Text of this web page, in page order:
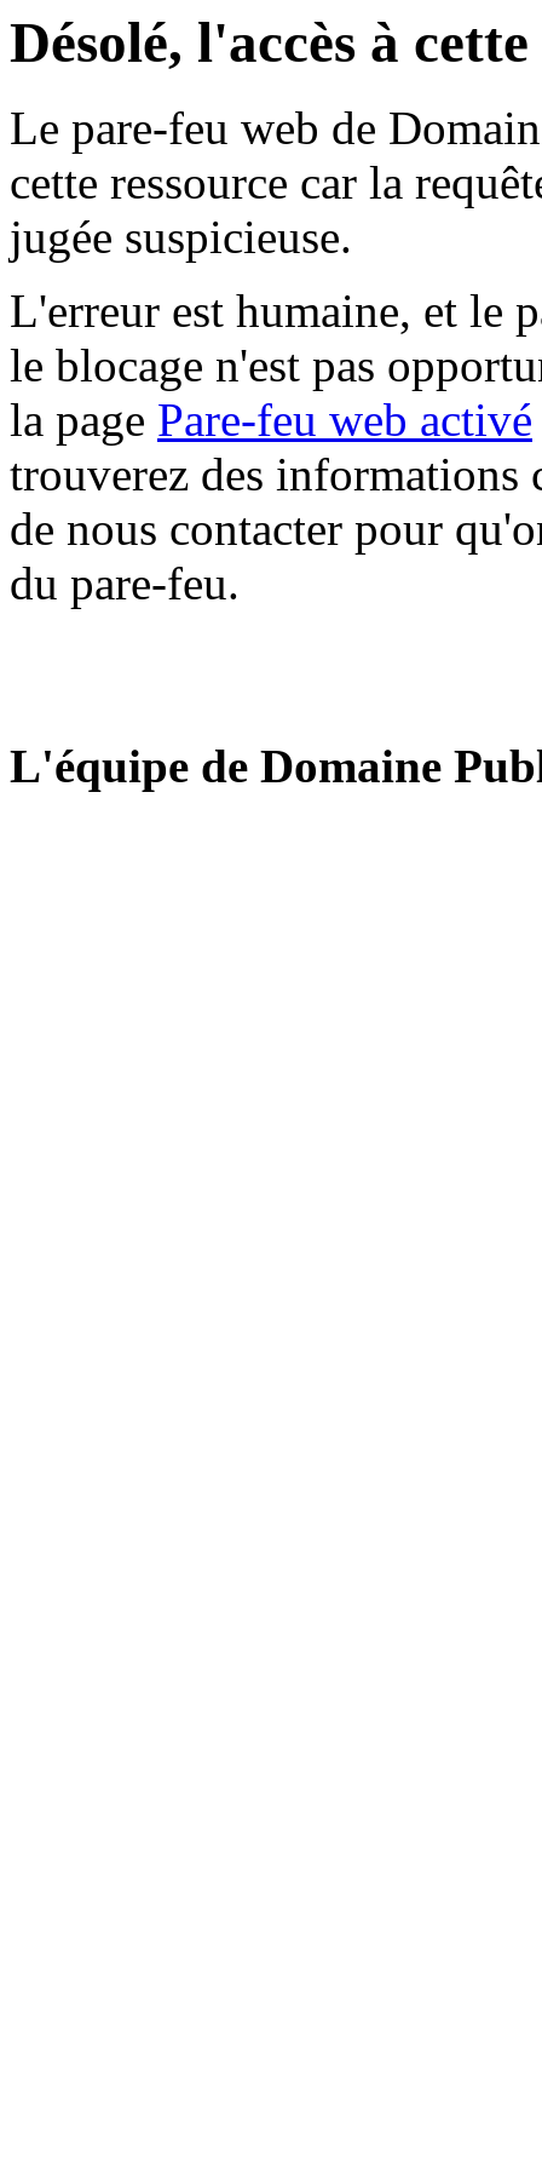
Désolé, l'accès à
Le pare-feu web de
cette ressource car la
jugée suspicieuse.
L'erreur est humaine, et le
le blocage n'est pas
la page Pare-feu web activé
trouverez des informations
de nous contacter pour
du pare-feu.
L'équipe de Domaine